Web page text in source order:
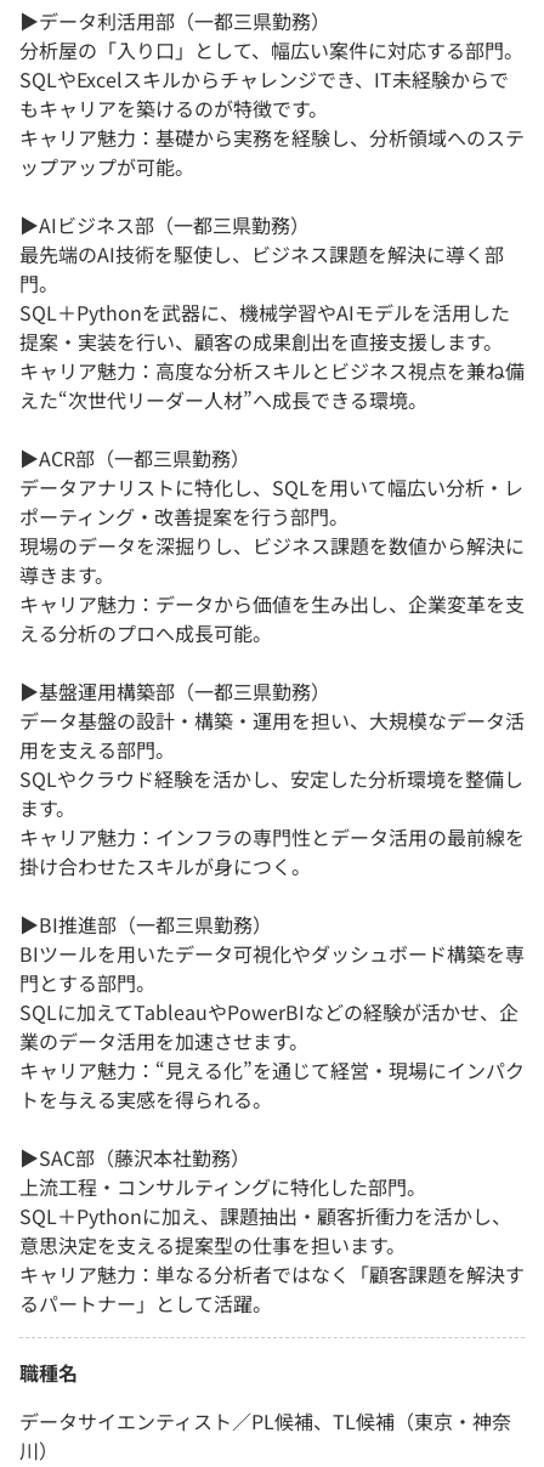
▶データ利活用部（一都三県勤務）
分析屋の「入り口」として、幅広い案件に対応する部門。
SQLやExcelスキルからチャレンジでき、IT未経験からで
もキャリアを築けるのが特徴です。
キャリア魅力：基礎から実務を経験し、分析領域へのステ
ップアップが可能。
▶AIビジネス部（一都三県勤務）
最先端のAI技術を駆使し、ビジネス課題を解決に導く部
門。
SQL＋Pythonを武器に、機械学習やAIモデルを活用した
提案・実装を行い、顧客の成果創出を直接支援します。
キャリア魅力：高度な分析スキルとビジネス視点を兼ね備
えた“次世代リーダー人材”へ成長できる環境。
▶ACR部（一都三県勤務）
データアナリストに特化し、SQLを用いて幅広い分析・レ
ポーティング・改善提案を行う部門。
現場のデータを深掘りし、ビジネス課題を数値から解決に
導きます。
キャリア魅力：データから価値を生み出し、企業変革を支
える分析のプロへ成長可能。
▶基盤運用構築部（一都三県勤務）
データ基盤の設計・構築・運用を担い、大規模なデータ活
用を支える部門。
SQLやクラウド経験を活かし、安定した分析環境を整備し
ます。
キャリア魅力：インフラの専門性とデータ活用の最前線を
掛け合わせたスキルが身につく。
▶BI推進部（一都三県勤務）
BIツールを用いたデータ可視化やダッシュボード構築を専
門とする部門。
SQLに加えてTableauやPowerBIなどの経験が活かせ、企
業のデータ活用を加速させます。
キャリア魅力：“見える化”を通じて経営・現場にインパク
トを与える実感を得られる。
▶SAC部（藤沢本社勤務）
上流工程・コンサルティングに特化した部門。
SQL＋Pythonに加え、課題抽出・顧客折衝力を活かし、
意思決定を支える提案型の仕事を担います。
キャリア魅力：単なる分析者ではなく「顧客課題を解決す
るパートナー」として活躍。
職種名
データサイエンティスト／PL候補、TL候補（東京・神奈
川）